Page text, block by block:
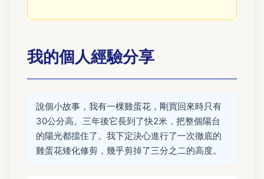
我的個人經驗分享
說個小故事，我有一棵雞蛋花，剛買回來時只有
30公分高。三年後它長到了快2米，把整個陽台
的陽光都擋住了。我下定決心進行了一次徹底的
雞蛋花矮化修剪，幾乎剪掉了三分之二的高度。